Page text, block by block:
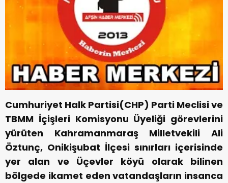
Cumhuriyet Halk Partisi(CHP) Parti Meclisi ve
TBMM İçişleri Komisyonu Üyeliği görevlerini
yürüten Kahramanmaraş Milletvekili Ali
Öztunç, Onikişubat İlçesi sınırları içerisinde
yer alan ve Üçevler köyü olarak bilinen
bölgede ikamet eden vatandaşların insanca